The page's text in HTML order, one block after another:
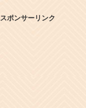
スポンサーリンク